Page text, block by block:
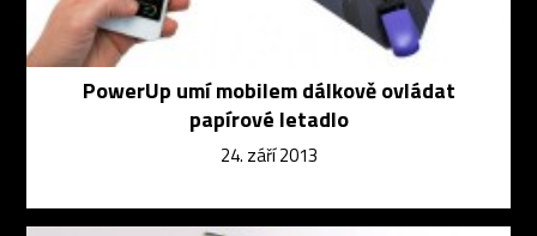
PowerUp umí mobilem dálkově ovládat
papírové letadlo
24. září 2013